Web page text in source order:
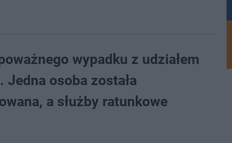
wypadku z udziałem
osoba została
a służby ratunkowe